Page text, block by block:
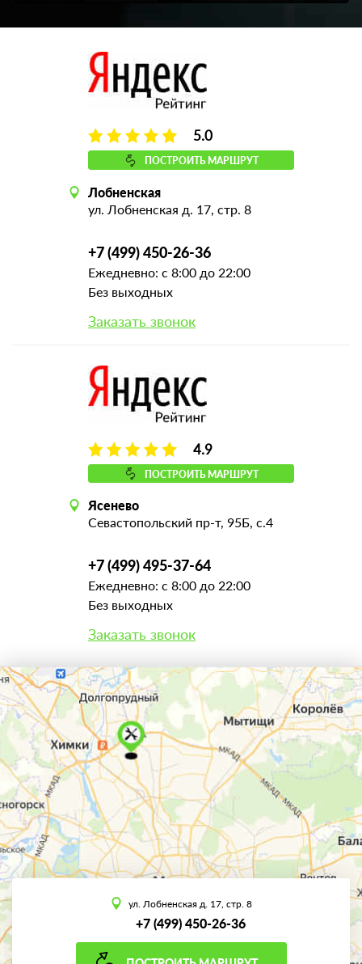
5.0
ПОСТРОИТЬ МАРШРУТ
Лобненская
ул. Лобненская д. 17, стр. 8
+7 (499) 450-26-36
Ежедневно: с 8:00 до 22:00
Без выходных
Заказать звонок
4.9
ПОСТРОИТЬ МАРШРУТ
Ясенево
Севастопольский пр-т, 95Б, с.4
+7 (499) 495-37-64
Ежедневно: с 8:00 до 22:00
Без выходных
Заказать звонок
ул. Лобненская д. 17, стр. 8
+7 (499) 450-26-36